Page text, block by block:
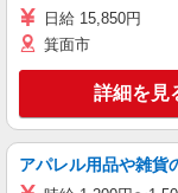
日給 15,850円
箕面市
詳細を見
アパレル用品や雑貨